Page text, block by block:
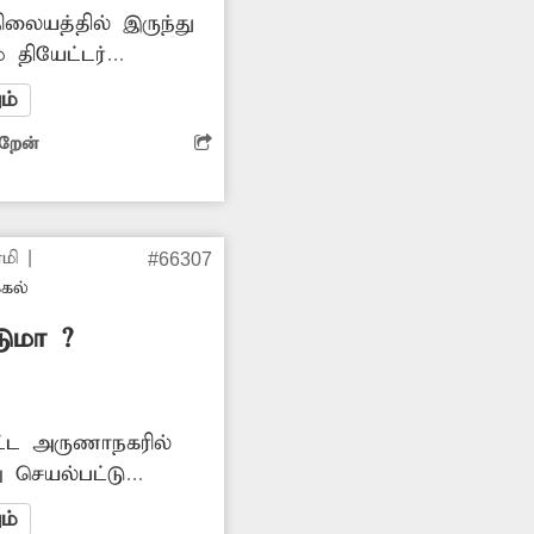
இருந்து
தியேட்டர்
குழியுமாக
ஆஸ்பத்திரி
பிறகும்
எனவே
|
#66307
?
அருணாநகரில்
செயல்பட்டு
பின்புறம்